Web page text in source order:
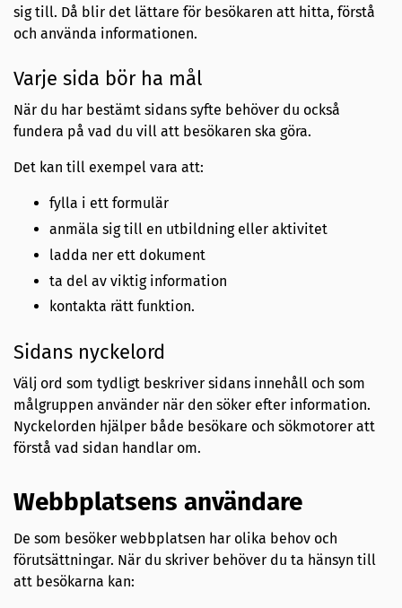
sig till. Då blir det lättare för besökaren att hitta, förstå
och använda informationen.
Varje sida bör ha mål
När du har bestämt sidans syfte behöver du också
fundera på vad du vill att besökaren ska göra.
Det kan till exempel vara att:
fylla i ett formulär
anmäla sig till en utbildning eller aktivitet
ladda ner ett dokument
ta del av viktig information
kontakta rätt funktion.
Sidans nyckelord
Välj ord som tydligt beskriver sidans innehåll och som
målgruppen använder när den söker efter information.
Nyckelorden hjälper både besökare och sökmotorer att
förstå vad sidan handlar om.
Webbplatsens användare
De som besöker webbplatsen har olika behov och
förutsättningar. När du skriver behöver du ta hänsyn till
att besökarna kan: